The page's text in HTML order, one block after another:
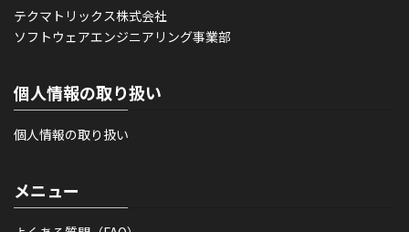
テクマトリックス株式会社
ソフトウェアエンジニアリング事業部
個人情報の取り扱い
個人情報の取り扱い
メニュー